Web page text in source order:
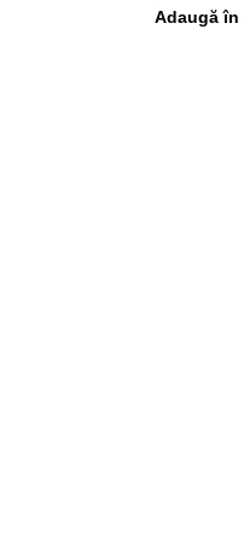
Adaugă în